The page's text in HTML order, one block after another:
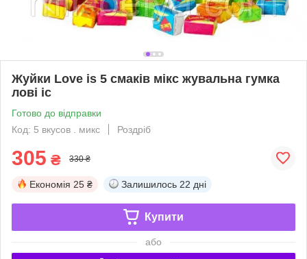
Жуйки Love is 5 смаків мікс жувальна гумка
лові іс
Готово до відправки
Код: 5 вкусов . микс
Роздріб
305 ₴ 330 ₴
Економія 25 ₴ Залишилось 22 дні
Купити
або